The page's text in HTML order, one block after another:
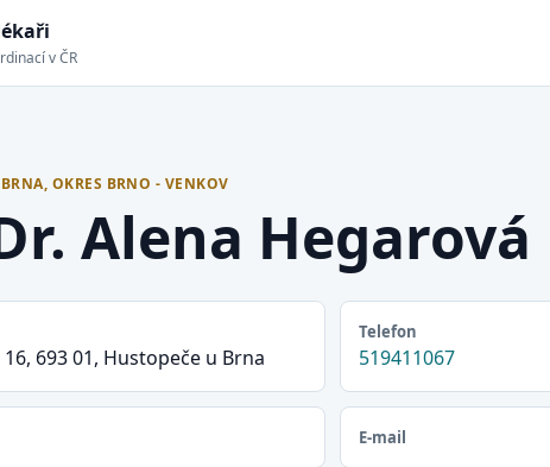
v ČR
OKRES BRNO - VENKOV
Alena Hegarová
693 01, Hustopeče u Brna
Telefon
519411067
E-mail